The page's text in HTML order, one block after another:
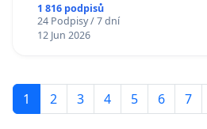
1 816 podpisů
24 Podpisy / 7 dní
12 Jun 2026
1 2 3 4 5 6 7